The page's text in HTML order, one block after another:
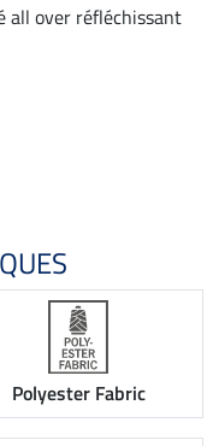
all over réfléchissant
Polyester Fabric